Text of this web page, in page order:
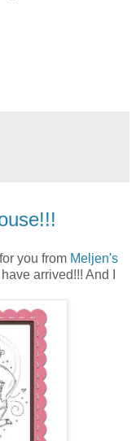
you from Meljen's
arrived!!! And I